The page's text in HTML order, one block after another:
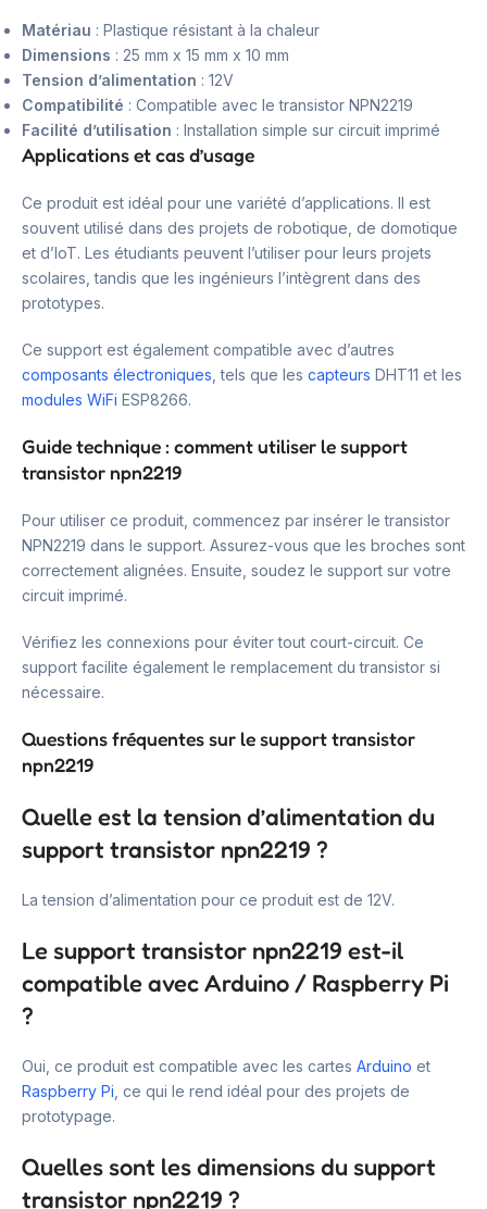
Matériau : Plastique résistant à la chaleur
Dimensions : 25 mm x 15 mm x 10 mm
Tension d’alimentation : 12V
Compatibilité : Compatible avec le transistor NPN2219
Facilité d’utilisation : Installation simple sur circuit imprimé
Applications et cas d’usage
Ce produit est idéal pour une variété d’applications. Il est
souvent utilisé dans des projets de robotique, de domotique
et d’IoT. Les étudiants peuvent l’utiliser pour leurs projets
scolaires, tandis que les ingénieurs l’intègrent dans des
prototypes.
Ce support est également compatible avec d’autres
composants électroniques , tels que les capteurs DHT11 et les
modules WiFi ESP8266.
Guide technique : comment utiliser le support
transistor npn2219
Pour utiliser ce produit, commencez par insérer le transistor
NPN2219 dans le support. Assurez-vous que les broches sont
correctement alignées. Ensuite, soudez le support sur votre
circuit imprimé.
Vérifiez les connexions pour éviter tout court-circuit. Ce
support facilite également le remplacement du transistor si
nécessaire.
Questions fréquentes sur le support transistor
npn2219
Quelle est la tension d’alimentation du
support transistor npn2219 ?
La tension d’alimentation pour ce produit est de 12V.
Le support transistor npn2219 est-il
compatible avec Arduino / Raspberry Pi
?
Oui, ce produit est compatible avec les cartes Arduino et
Raspberry Pi , ce qui le rend idéal pour des projets de
prototypage.
Quelles sont les dimensions du support
transistor npn2219 ?